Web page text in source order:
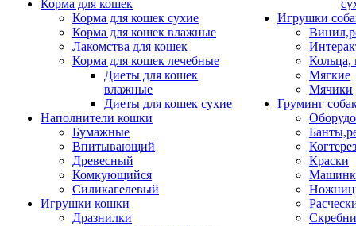
Корма для кошек
Корма для кошек сухие
Корма для кошек влажные
Лакомства для кошек
Корма для кошек лечебные
Диеты для кошек
влажные
Диеты для кошек сухие
Наполнители кошки
Бумажные
Впитывающий
Древесный
Комкующийся
Силикагелевый
Игрушки кошки
Дразнилки
Игрушки
Кольца,
Мягкие
Мячики
Груминг
Краски